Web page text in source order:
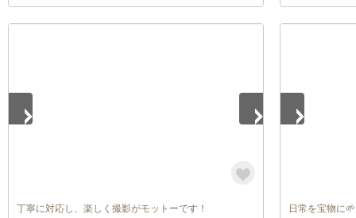
丁寧に対応し、楽しく撮影がモットーです！ 日常を宝物に🌱